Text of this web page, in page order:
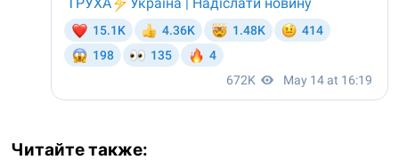
Читайте также: